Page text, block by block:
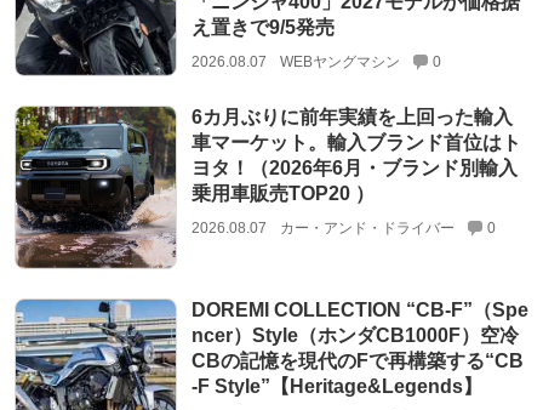
え置きで9/5発売
2026.08.07 WEBヤングマシン 0
6カ月ぶりに前年実績を上回った輸入
車マーケット。輸入ブランド首位はト
ヨタ！（2026年6月・ブランド別輸入
乗用車販売TOP20 ）
2026.08.07 カー・アンド・ドライバー 0
DOREMI COLLECTION “CB-F”（Spe
ncer）Style（ホンダCB1000F）空冷
CBの記憶を現代のFで再構築する“CB
-F Style”【Heritage&Legends】